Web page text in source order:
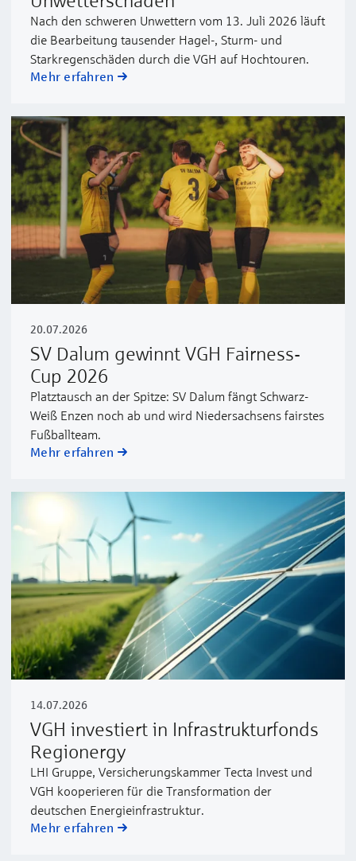
Nach den schweren Unwettern vom 13. Juli 2026 läuft
die Bearbeitung tausender Hagel-, Sturm- und
Starkregenschäden durch die VGH auf Hochtouren.
Mehr erfahren
20.07.2026
SV Dalum gewinnt VGH Fairness-
Cup 2026
Platztausch an der Spitze: SV Dalum fängt Schwarz-
Weiß Enzen noch ab und wird Niedersachsens fairstes
Fußballteam.
Mehr erfahren
14.07.2026
VGH investiert in Infrastrukturfonds
Regionergy
LHI Gruppe, Versicherungskammer Tecta Invest und
VGH kooperieren für die Transformation der
deutschen Energieinfrastruktur.
Mehr erfahren